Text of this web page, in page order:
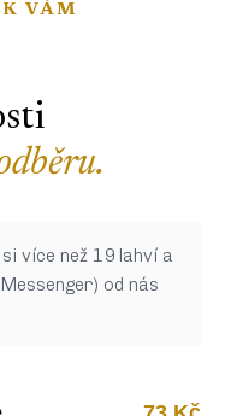
VÁM
více než 19 lahví a
od nás